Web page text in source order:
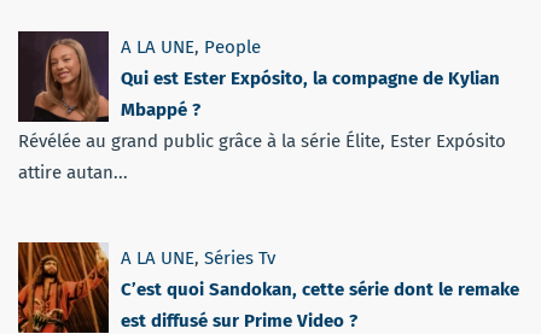
A LA UNE, People
Qui est Ester Expósito, la compagne de Kylian
Mbappé ?
Révélée au grand public grâce à la série Élite, Ester Expósito
attire autan...
A LA UNE, Séries Tv
C’est quoi Sandokan, cette série dont le remake
est diffusé sur Prime Video ?